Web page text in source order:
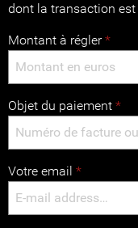
dont la transaction est
Montant à régler*
Objet du paiement *
Votre email *